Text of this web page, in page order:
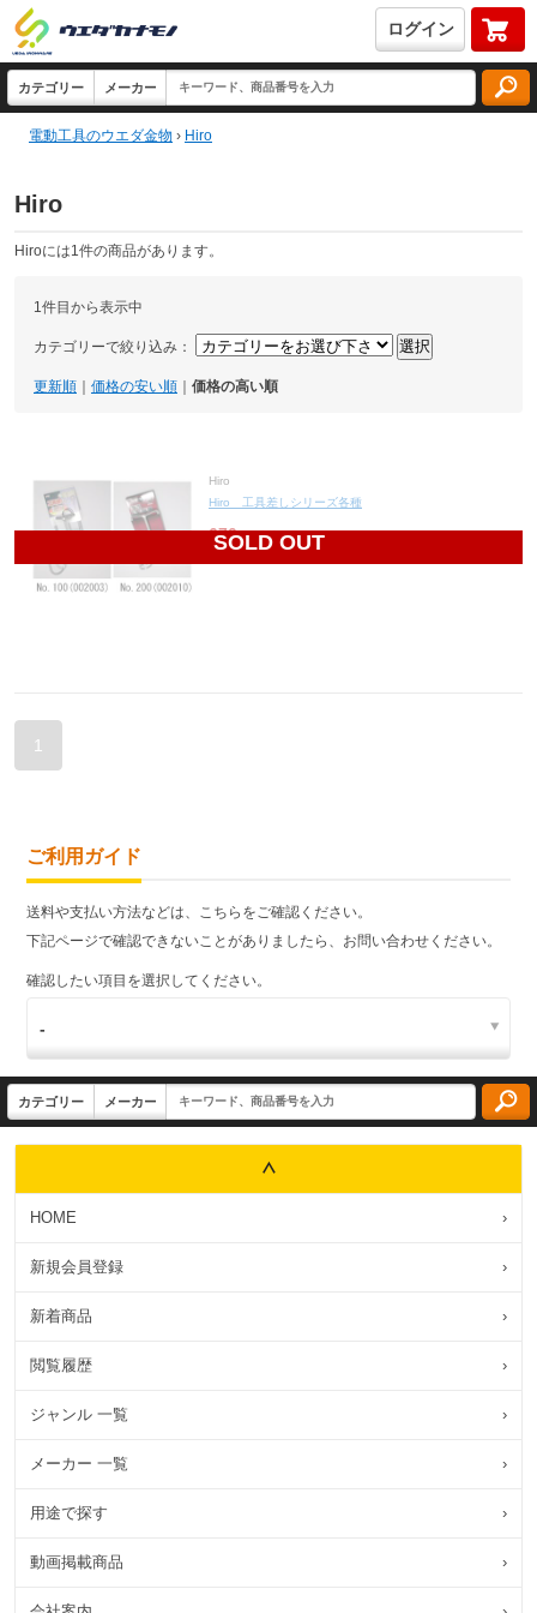
ログイン
電動工具のウエダ金物 › Hiro
Hiro
Hiroには1件の商品があります。
1件目から表示中
カテゴリーで絞り込み：
更新順 価格の安い順 価格の高い順
SOLD OUT
Hiro
Hiro 工具差しシリーズ各種
670円(税込737円)
1
ご利用ガイド
送料や支払い方法などは、こちらをご確認ください。
下記ページで確認できないことがありましたら、お問い合わせください。
確認したい項目を選択してください。
HOME ›
新規会員登録 ›
新着商品 ›
閲覧履歴 ›
ジャンル 一覧 ›
メーカー 一覧 ›
用途で探す ›
動画掲載商品 ›